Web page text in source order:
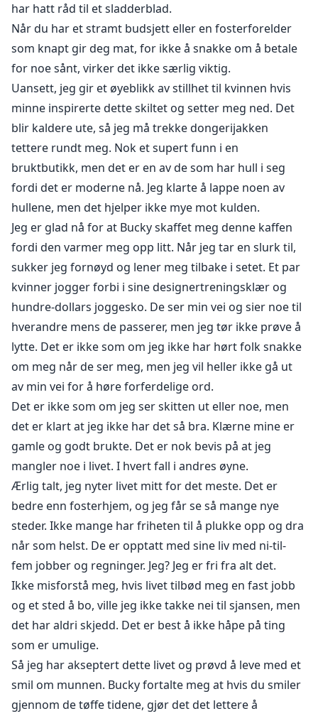
har hatt råd til et sladderblad.
Når du har et stramt budsjett eller en fosterforelder
som knapt gir deg mat, for ikke å snakke om å betale
for noe sånt, virker det ikke særlig viktig.
Uansett, jeg gir et øyeblikk av stillhet til kvinnen hvis
minne inspirerte dette skiltet og setter meg ned. Det
blir kaldere ute, så jeg må trekke dongerijakken
tettere rundt meg. Nok et supert funn i en
bruktbutikk, men det er en av de som har hull i seg
fordi det er moderne nå. Jeg klarte å lappe noen av
hullene, men det hjelper ikke mye mot kulden.
Jeg er glad nå for at Bucky skaffet meg denne kaffen
fordi den varmer meg opp litt. Når jeg tar en slurk til,
sukker jeg fornøyd og lener meg tilbake i setet. Et par
kvinner jogger forbi i sine designertreningsklær og
hundre-dollars joggesko. De ser min vei og sier noe til
hverandre mens de passerer, men jeg tør ikke prøve å
lytte. Det er ikke som om jeg ikke har hørt folk snakke
om meg når de ser meg, men jeg vil heller ikke gå ut
av min vei for å høre forferdelige ord.
Det er ikke som om jeg ser skitten ut eller noe, men
det er klart at jeg ikke har det så bra. Klærne mine er
gamle og godt brukte. Det er nok bevis på at jeg
mangler noe i livet. I hvert fall i andres øyne.
Ærlig talt, jeg nyter livet mitt for det meste. Det er
bedre enn fosterhjem, og jeg får se så mange nye
steder. Ikke mange har friheten til å plukke opp og dra
når som helst. De er opptatt med sine liv med ni-til-
fem jobber og regninger. Jeg? Jeg er fri fra alt det.
Ikke misforstå meg, hvis livet tilbød meg en fast jobb
og et sted å bo, ville jeg ikke takke nei til sjansen, men
det har aldri skjedd. Det er best å ikke håpe på ting
som er umulige.
Så jeg har akseptert dette livet og prøvd å leve med et
smil om munnen. Bucky fortalte meg at hvis du smiler
gjennom de tøffe tidene, gjør det det lettere å